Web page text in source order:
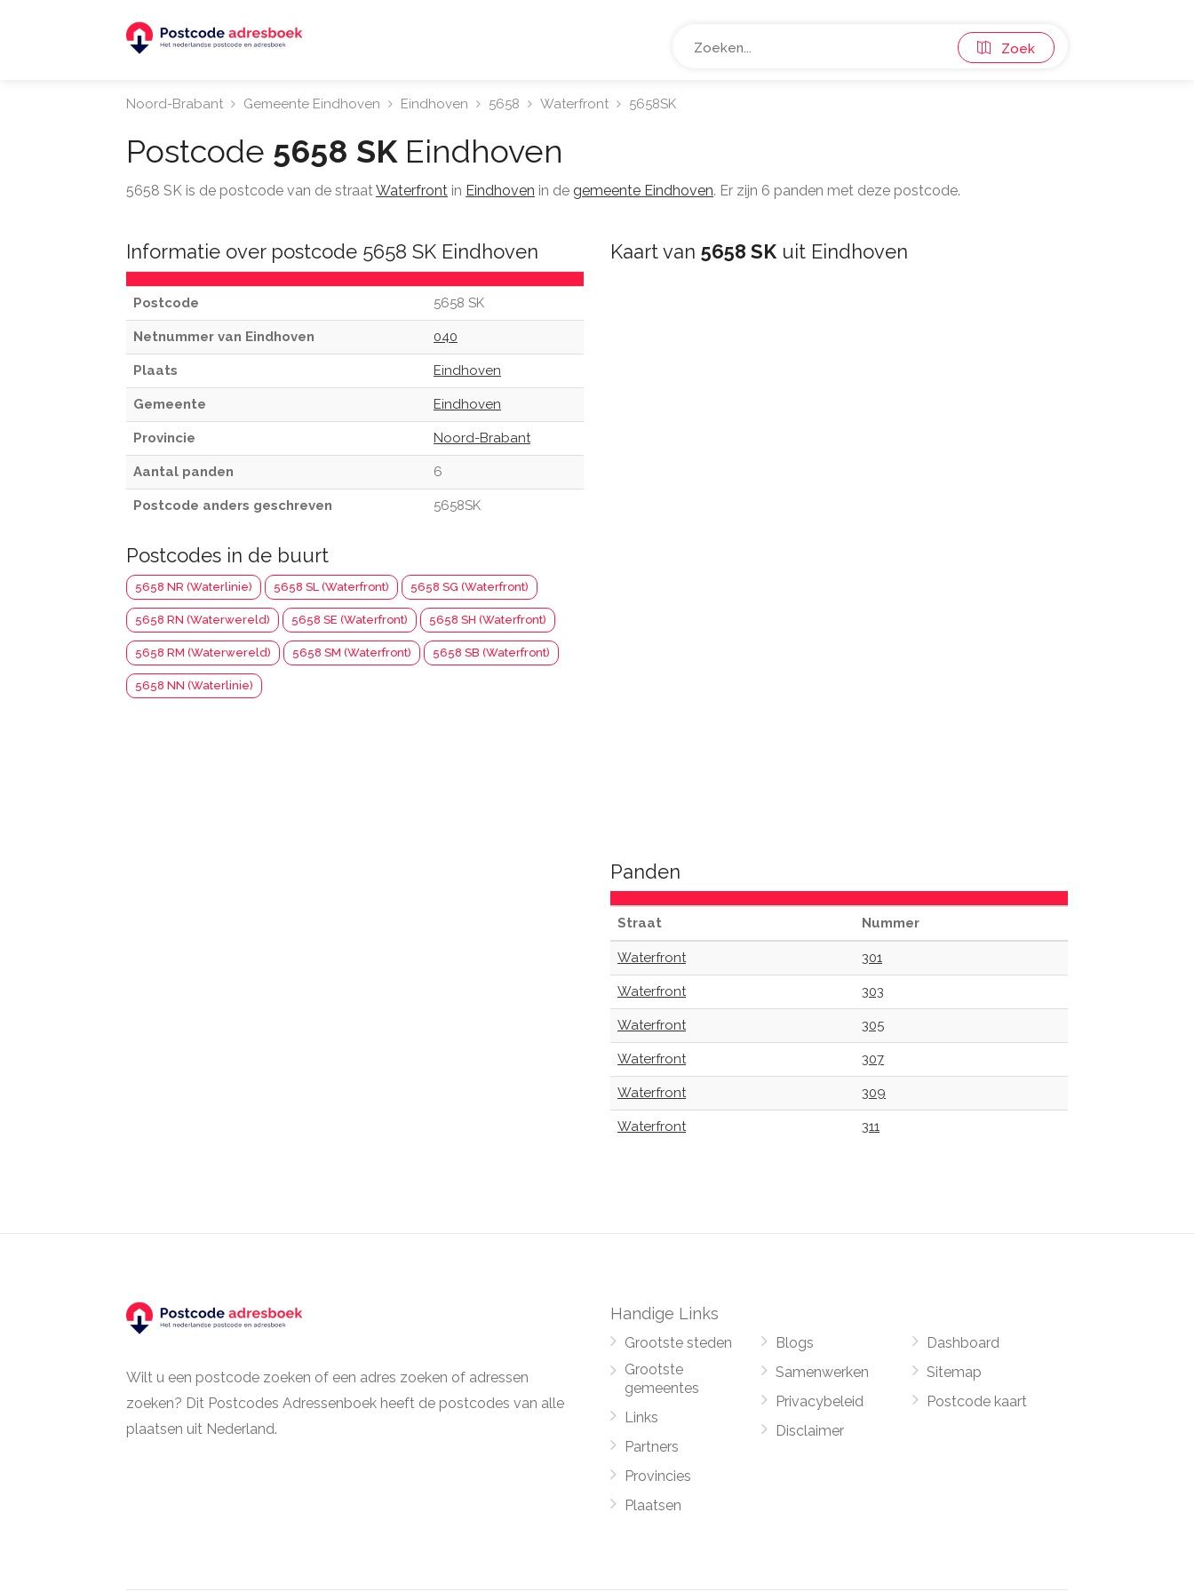
Zoek
Noord-Brabant Gemeente Eindhoven Eindhoven 5658 Waterfront 5658SK
Postcode 5658 SK Eindhoven
5658 SK is de postcode van de straatWaterfront in Eindhoven in de gemeente Eindhoven. Er zijn 6 panden met deze postcode.
Informatie over postcode 5658 SK Eindhoven
Postcode 5658 SK
Netnummer van Eindhoven 040
Plaats Eindhoven
Gemeente Eindhoven
Provincie Noord-Brabant
Aantal panden 6
Postcode anders geschreven 5658SK
Postcodes in de buurt
5658 NR (Waterlinie) 5658 SL (Waterfront) 5658 SG (Waterfront)
5658 RN (Waterwereld) 5658 SE (Waterfront) 5658 SH (Waterfront)
5658 RM (Waterwereld) 5658 SM (Waterfront) 5658 SB (Waterfront)
5658 NN (Waterlinie)
Kaart van 5658 SK uit Eindhoven
Panden
Straat Nummer
Waterfront 301
Waterfront 303
Waterfront 305
Waterfront 307
Waterfront 309
Waterfront 311
Wilt u een postcode zoeken of een adres zoeken of adressen
zoeken? Dit Postcodes Adressenboek heeft de postcodes van alle
plaatsen uit Nederland.
Handige Links
Grootste steden
Grootste
gemeentes
Links
Partners
Provincies
Plaatsen
Blogs
Samenwerken
Privacybeleid
Disclaimer
Dashboard
Sitemap
Postcode kaart